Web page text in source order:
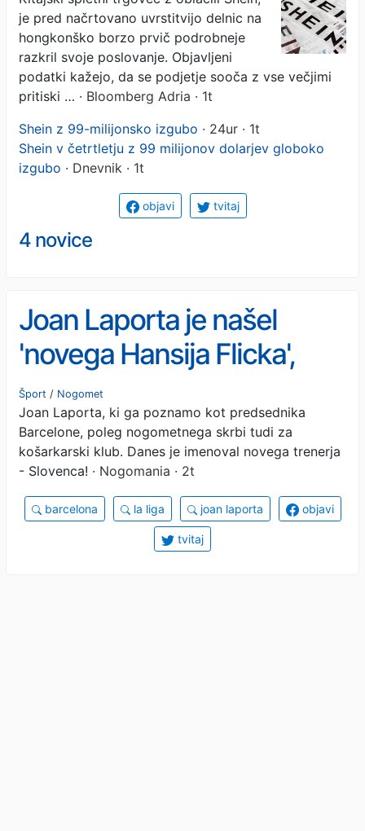
je pred načrtovano uvrstitvijo delnic na
hongkonško borzo prvič podrobneje
razkril svoje poslovanje. Objavljeni
podatki kažejo, da se podjetje sooča z vse večjimi
pritiski … · Bloomberg Adria · 1t
Shein z 99-milijonsko izgubo · 24ur · 1t
Shein v četrtletju z 99 milijonov dolarjev globoko
izgubo · Dnevnik · 1t
objavi tvitaj
4 novice
Joan Laporta je našel
'novega Hansija Flicka',
drugo najpomembnejšo
ekipo Barcelone bo vodil
Slovenec
Šport / Nogomet
Joan Laporta, ki ga poznamo kot predsednika
Barcelone, poleg nogometnega skrbi tudi za
košarkarski klub. Danes je imenoval novega trenerja
- Slovenca! · Nogomania · 2t
barcelona la liga joan laporta objavi
tvitaj